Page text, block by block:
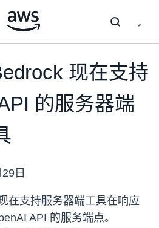
现在支持
的服务器端
日
在支持服务器端工具在响应
API 的服务端点。